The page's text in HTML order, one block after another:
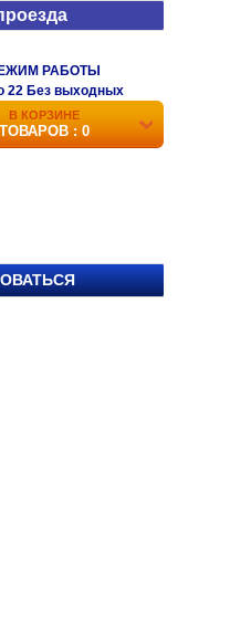
РАБОТЫ
22 Без выходных
В КОРЗИНЕ
ТОВАРОВ : 0